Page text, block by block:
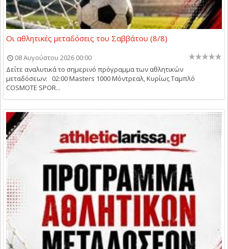
Οι αθλητικές μεταδόσεις του Σαββάτου (8/8)
08 Αυγούστου 2026 00:00
Δείτε αναλυτικά το σημερινό πρόγραμμα των αθλητικών
μεταδόσεων: 02:00 Masters 1000 Μόντρεαλ, Κυρίως Ταμπλό
COSMOTE SPOR...